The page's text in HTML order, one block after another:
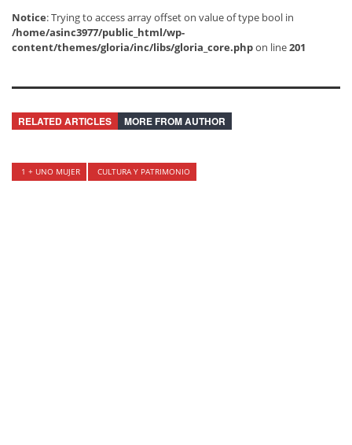
Notice: Trying to access array offset on value of type bool in
/home/asinc3977/public_html/wp-
content/themes/gloria/inc/libs/gloria_core.phpon line201
RELATED ARTICLES MORE FROM AUTHOR
1 + UNO MUJER CULTURA Y PATRIMONIO